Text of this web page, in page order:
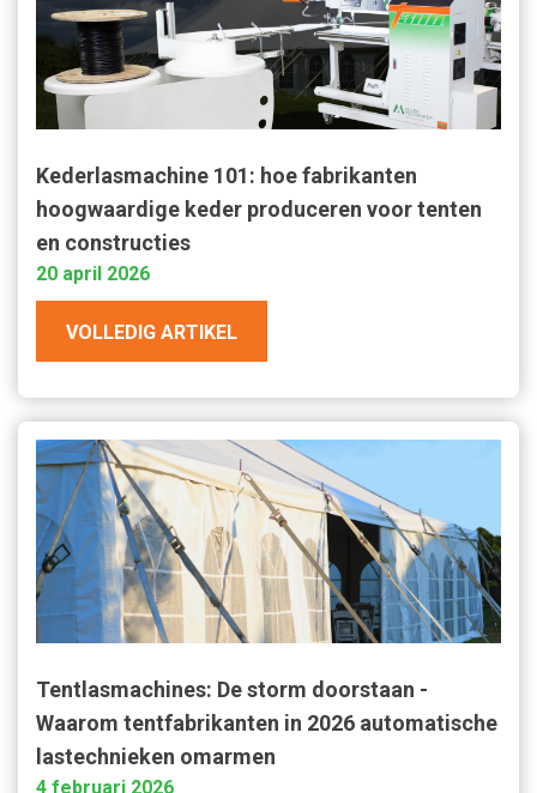
Kederlasmachine 101: hoe fabrikanten
hoogwaardige keder produceren voor tenten
en constructies
20 april 2026
VOLLEDIG ARTIKEL
Tentlasmachines: De storm doorstaan -
Waarom tentfabrikanten in 2026 automatische
lastechnieken omarmen
4 februari 2026